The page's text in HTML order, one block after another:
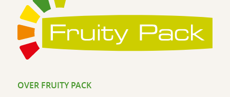
OVER FRUITY PACK